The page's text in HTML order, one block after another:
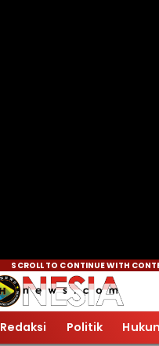
SCROLL TO CONTINUE WITH
Redaksi Politik